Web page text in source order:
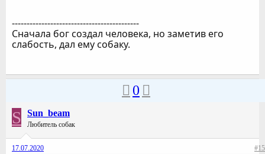
-------------------------------------------
Сначала бог создал человека, но заметив его
слабость, дал ему собаку.
0
S Sun_beam
Любитель собак
17.07.2020 #15